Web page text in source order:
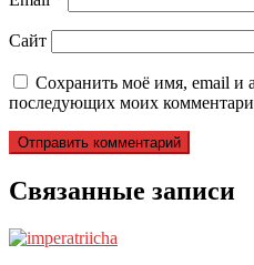
Сайт
Сохранить моё имя, email и
последующих моих
Связанные записи